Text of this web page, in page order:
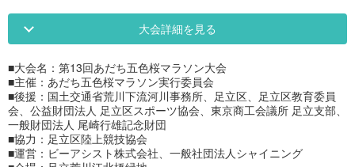
大会詳細を見る
■大会名：第13回あだち五色桜マラソン大会
■主催：あだち五色桜マラソン実行委員会
■後援：国土交通省荒川下流河川事務所、足立区、足立区教育委員
会、公益財団法人 足立区スポーツ協会、東京商工会議所 足立支部、
一般財団法人 尾崎行雄記念財団
■協力：足立区陸上競技協会
■運営：ビーアシスト株式会社、一般社団法人シャイニング